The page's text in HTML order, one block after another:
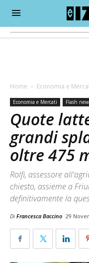
Home Economia e
Economia e Mercati Flash
Quote
grandi
oltre 475
Rolfi, assessore
chiesto, assieme a
definitivamente la
Di Francesca Baccino 29